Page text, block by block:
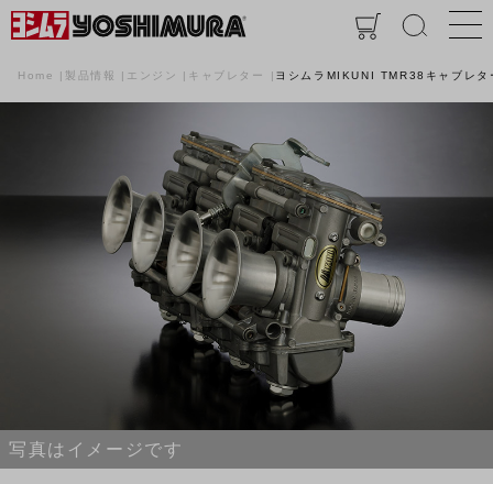
Home 製品情報 エンジン キャブレター ヨシムラMIKUNI TMR38キャブレタ
写真はイメージです